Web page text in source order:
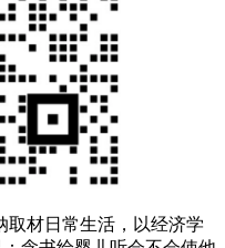
取材日常生活，以经济学